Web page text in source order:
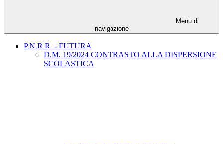
Menu di
navigazione
P.N.R.R. - FUTURA
D.M. 19/2024 CONTRASTO ALLA DISPERSIONE
SCOLASTICA